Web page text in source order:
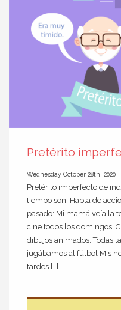
Pretérito
Wednesday October 28th, 2020
Pretérito imperfecto de
tiempo son: Habla de
pasado: Mi mamá veía la
cine todos los domingos.
dibujos animados. Todas
jugábamos al fútbol Mis
tardes […]